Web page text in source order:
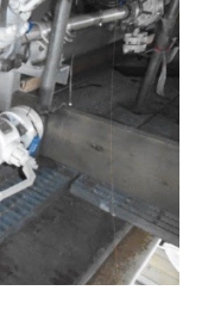
bảo vệ lõi bên
ceramic, PTFE,
hồi hình dạng,
Loại: Có cả loại một
jacketed) để
Hệ thống trao đổi
ống dẫn khí,